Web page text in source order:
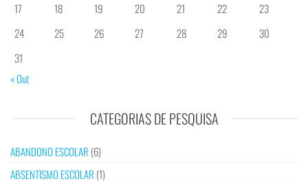
17
18 19 20 21 22
23
24
25 26 27 28 29
30
31
« Out
CATEGORIAS DE PESQUISA
ABANDONO ESCOLAR (6)
ABSENTISMO ESCOLAR (1)